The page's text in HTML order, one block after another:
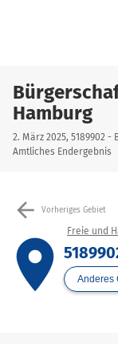
Hamburg
2. März 2025, 5189902 -
Amtliches Endergebnis
arrow_back Vorheriges Gebiet
place
Freie und
Anderes